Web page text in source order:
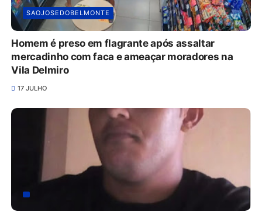
SAOJOSEDOBELMONTE
Homem é preso em flagrante após assaltar
mercadinho com faca e ameaçar moradores na
Vila Delmiro
17 JULHO